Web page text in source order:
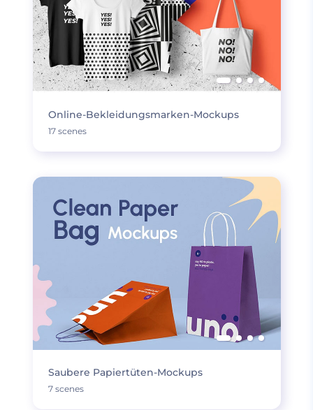
Online-Bekleidungsmarken-Mockups
17 scenes
Saubere Papiertüten-Mockups
7 scenes